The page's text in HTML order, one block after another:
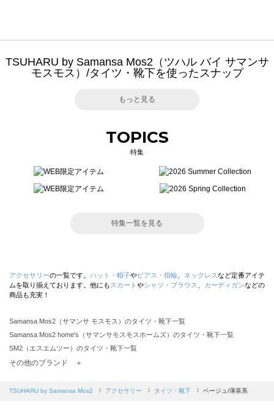
TSUHARU by Samansa Mos2（ツハル バイ サマンサ
モスモス）/タイツ・靴下を使ったスナップ
もっと見る
TOPICS
特集
特集一覧を見る
アクセサリーの一覧です。 ハット・帽子やピアス・指輪 ネックレスなど定番アイテ
ムを取り揃えております。他にも スカート やシャツ・ブラウス カーディガンなどの
商品も充実！
Samansa Mos2（サマンサ モスモス）のタイツ・靴下一覧
Samansa Mos2 home's（サマンサモスモスホームズ）のタイツ・靴下一覧
SM2（エスエムツー）のタイツ・靴下一覧
TSUHARU by Samansa Mos2（ツハルバイサマンサモスモス）のタイツ・靴下一覧
Samansa Mos2 blue（サマンサモスモス ブルー）のタイツ・靴下一覧
その他のブランド ＋
TSUHARU by Samansa Mos2 アクセサリー タイツ・靴下 ベージュ/薄茶系